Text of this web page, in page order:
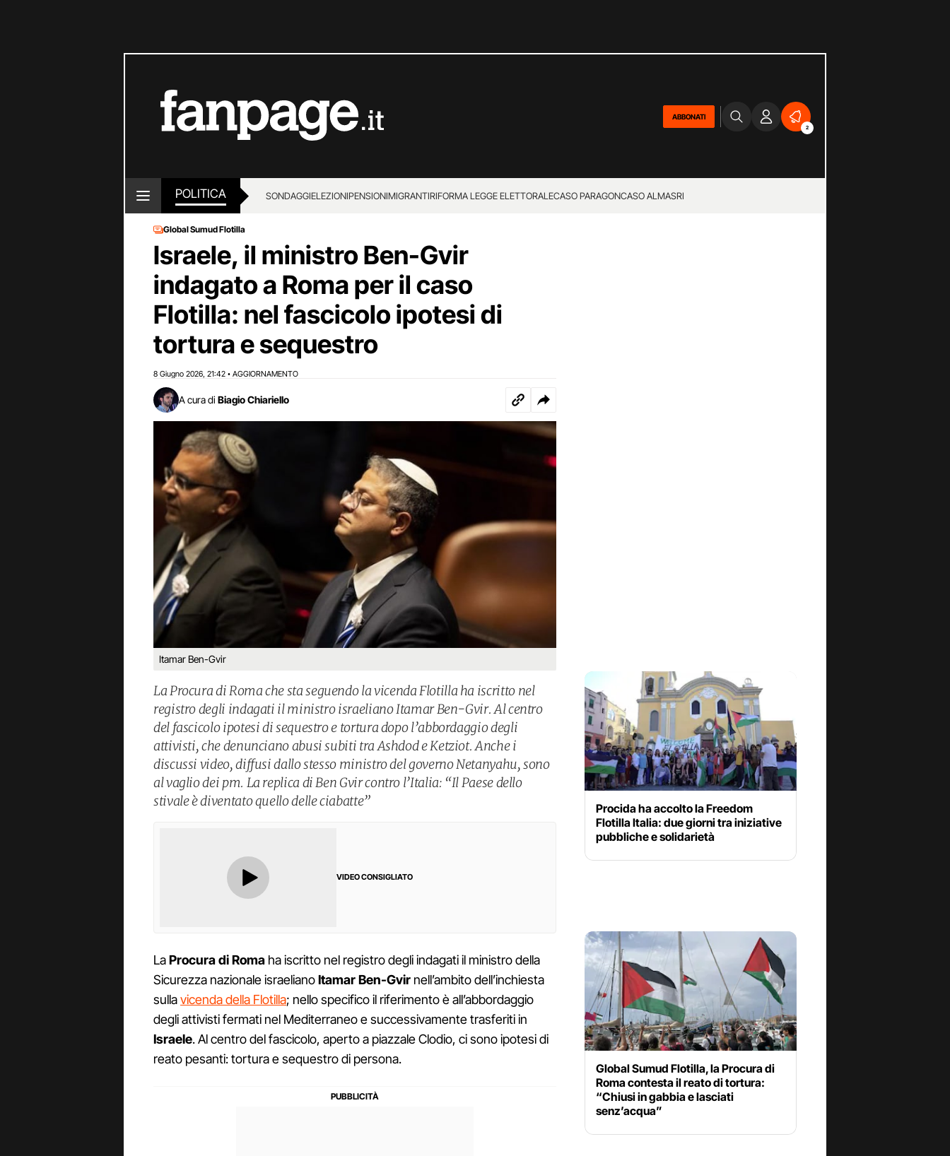
ABBONATI
2
POLITICA SONDAGGIELEZIONIPENSIONIMIGRANTIRIFORMA LEGGE ELETTORALECASO PARAGONCASO ALMASRI
Global Sumud Flotilla
Israele, il ministro Ben-Gvir
indagato a Roma per il caso
Flotilla: nel fascicolo ipotesi di
tortura e sequestro
8 Giugno 2026 21:42 • AGGIORNAMENTO
A cura di Biagio Chiariello
Itamar Ben-Gvir
La Procura di Roma che sta seguendo la vicenda Flotilla ha iscritto nel
registro degli indagati il ministro israeliano Itamar Ben-Gvir. Al centro
del fascicolo ipotesi di sequestro e tortura dopo l’abbordaggio degli
attivisti, che denunciano abusi subiti tra Ashdod e Ketziot. Anche i
discussi video, diffusi dallo stesso ministro del governo Netanyahu, sono
al vaglio dei pm. La replica di Ben Gvir contro l’Italia: “Il Paese dello
stivale è diventato quello delle ciabatte”
VIDEO CONSIGLIATO
LaProcura di Roma ha iscritto nel registro degli indagati il ministro della
Sicurezza nazionale israelianoItamar Ben-Gvir nell’ambito dell’inchiesta
sullavicenda della Flotilla; nello specifico il riferimento è all’abbordaggio
degli attivisti fermati nel Mediterraneo e successivamente trasferiti in
Israele. Al centro del fascicolo, aperto a piazzale Clodio, ci sono ipotesi di
reato pesanti: tortura e sequestro di persona.
Procida ha accolto la Freedom
Flotilla Italia: due giorni tra iniziative
pubbliche e solidarietà
Global Sumud Flotilla, la Procura di
Roma contesta il reato di tortura:
“Chiusi in gabbia e lasciati
senz’acqua”